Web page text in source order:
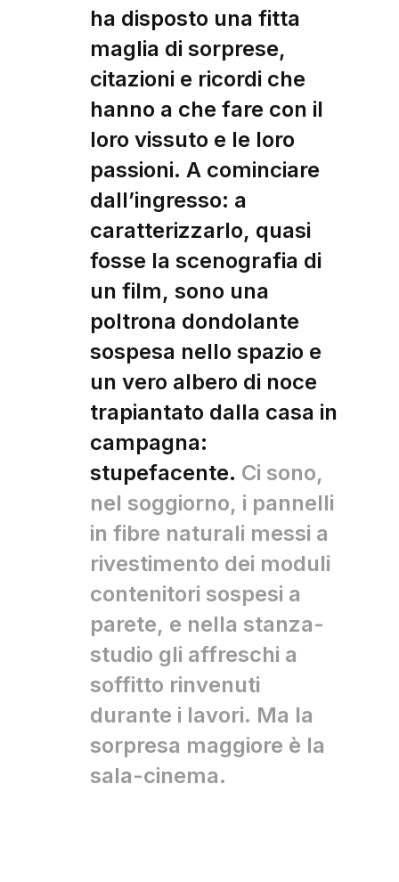
ha disposto una fitta
maglia di sorprese,
citazioni e ricordi che
hanno a che fare con il
loro vissuto e le loro
passioni. A cominciare
dall’ingresso: a
caratterizzarlo, quasi
fosse la scenografia di
un film, sono una
poltrona dondolante
sospesa nello spazio e
un vero albero di noce
trapiantato dalla casa in
campagna:
stupefacente. Ci sono,
nel soggiorno, i pannelli
in fibre naturali messi a
rivestimento dei moduli
contenitori sospesi a
parete, e nella stanza-
studio gli affreschi a
soffitto rinvenuti
durante i lavori. Ma la
sorpresa maggiore è la
sala-cinema.